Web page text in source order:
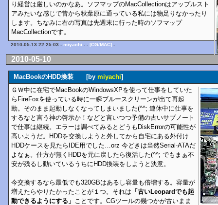
り経営は厳しいのかなあ。ソフマップのMacCollectionはアップルスト
アみたいな感じで昔から秋葉原に通っている私には物足りなかったり
します。ちなみに右の写真は先週末に行った時のソフマップ
MacCollectionです。
2010-05-13 22:25:03 - miyachi - - [CG/MAC] -
2010-05-10
MacBookのHDD換装 [by miyachi]
ＧＷ中に在宅でMacBookのWindowsXPを使って仕事をしていた
らFireFoxを使っている時に一瞬ブルースクリーンが出て再起
動。そのまま起動しなくなってしまいました(^^; 連休中に仕事を
するなと言う神の啓示か！などと言いつつ予備の古いサブノート
で仕事は継続。エラーは調べてみるとどうもDiskErrorの可能性が
高いようだ。HDDを交換しようと外してから自宅にある外付け
HDDケースを見たらIDE用でした…orz 今どきは当然Serial-ATAだ
よなぁ。仕方が無くHDDを元に戻したら復活した(^^; でもまぁ不
安が残るし動いているうちにHDD換装をしようと決意。
今交換するなら最低でも320GBはあるし容量も倍増する。容量が
増えたらやりたかったことが１つ。それは 「古いLeopardでも起
動できるようにする」
ことです。CGツールの幾つかが古いまま